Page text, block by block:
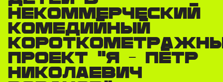
некоммерческий
комедийный
проект "Я - Пётр
Николаевич